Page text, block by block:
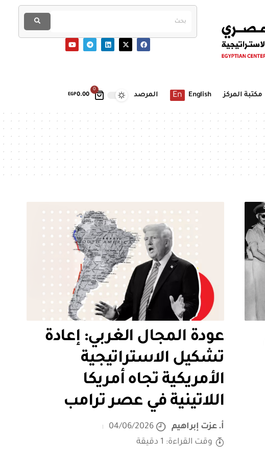
0
EGP0.00 مكتبة المركز English
En المرصد
عودة المجال الغربي: إعادة
تشكيل الاستراتيجية
الأمريكية تجاه أمريكا
اللاتينية في عصر ترامب
أ. عزت إبراهيم
04/06/2026
وقت القراءة: 1 دقيقة